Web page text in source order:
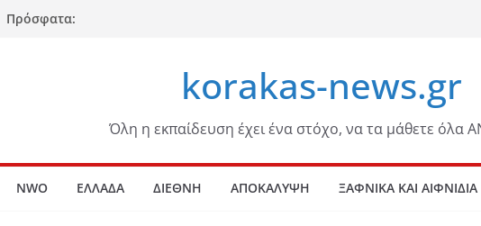
Πρόσφατα:
korakas-news.gr
Όλη η εκπαίδευση έχει ένα στόχο, να τα μάθετε όλα
NWO ΕΛΛΑΔΑ ΔΙΕΘΝΗ ΑΠΟΚΑΛΥΨΗ ΞΑΦΝΙΚΑ ΚΑΙ ΑΙΦΝΙΔΙΑ